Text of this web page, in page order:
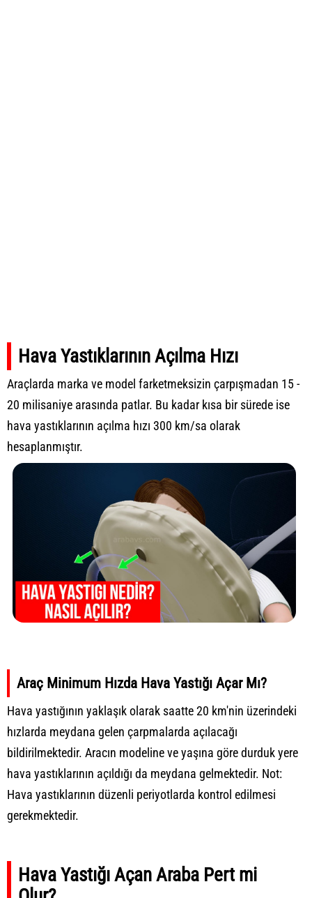
Hava Yastıklarının Açılma Hızı
Araçlarda marka ve model farketmeksizin çarpışmadan 15 -
20 milisaniye arasında patlar. Bu kadar kısa bir sürede ise
hava yastıklarının açılma hızı 300 km/sa olarak
hesaplanmıştır.
Araç Minimum Hızda Hava Yastığı Açar Mı?
Hava yastığının yaklaşık olarak saatte 20 km'nin üzerindeki
hızlarda meydana gelen çarpmalarda açılacağı
bildirilmektedir. Aracın modeline ve yaşına göre durduk yere
hava yastıklarının açıldığı da meydana gelmektedir. Not:
Hava yastıklarının düzenli periyotlarda kontrol edilmesi
gerekmektedir.
Hava Yastığı Açan Araba Pert mi